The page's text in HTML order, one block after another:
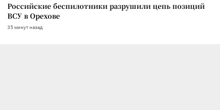
Российские беспилотники разрушили цепь позиций
ВСУ в Орехове
35 минут назад